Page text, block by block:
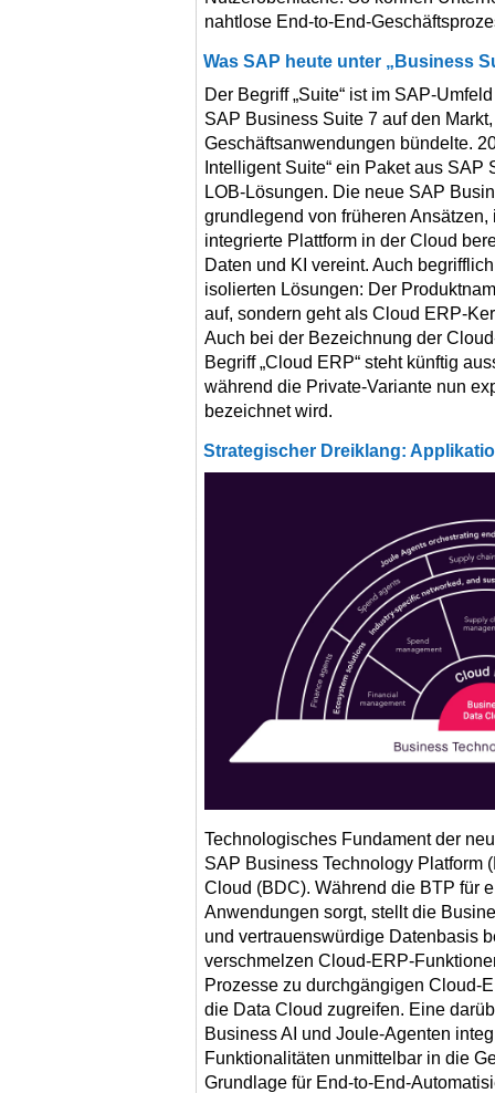
nahtlose End-to-End-
Was SAP heute unter „Business
Der Begriff „Suite“ ist im SAP-
SAP Business Suite 7 auf den
Geschäftsanwendungen bündelte.
Intelligent Suite“ ein Paket aus
LOB-Lösungen. Die neue SAP
grundlegend von früheren
integrierte Plattform in der Cloud
Daten und KI vereint. Auch
isolierten Lösungen: Der
auf, sondern geht als Cloud ERP-
Auch bei der Bezeichnung der
Begriff „Cloud ERP“ steht künftig
während die Private-Variante nun
bezeichnet wird.
Strategischer Dreiklang:
Technologisches Fundament der
SAP Business Technology Platform
Cloud (BDC). Während die BTP für
Anwendungen sorgt, stellt die
und vertrauenswürdige Datenbasis
verschmelzen Cloud-ERP-
Prozesse zu durchgängigen Cloud-
die Data Cloud zugreifen. Eine
Business AI und Joule-Agenten
Funktionalitäten unmittelbar in die
Grundlage für End-to-End-